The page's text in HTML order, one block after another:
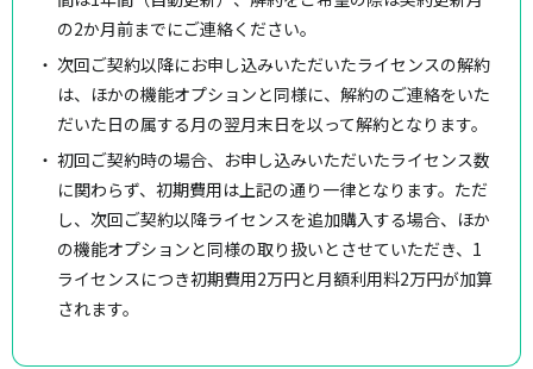
の2か月前までにご連絡ください。
次回ご契約以降にお申し込みいただいたライセンスの解約
は、ほかの機能オプションと同様に、解約のご連絡をいた
だいた日の属する月の翌月末日を以って解約となります。
初回ご契約時の場合、お申し込みいただいたライセンス数
に関わらず、初期費用は上記の通り一律となります。ただ
し、次回ご契約以降ライセンスを追加購入する場合、ほか
の機能オプションと同様の取り扱いとさせていただき、1
ライセンスにつき初期費用2万円と月額利用料2万円が加算
されます。